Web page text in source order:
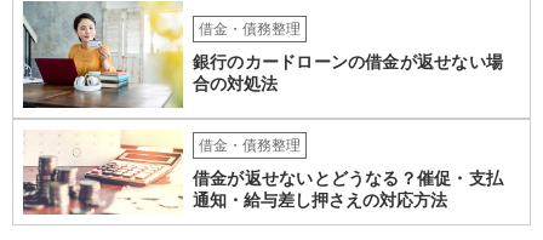
借金・債務整理
銀行のカードローンの借金が返せない場
合の対処法
借金・債務整理
借金が返せないとどうなる？催促・支払
通知・給与差し押さえの対応方法